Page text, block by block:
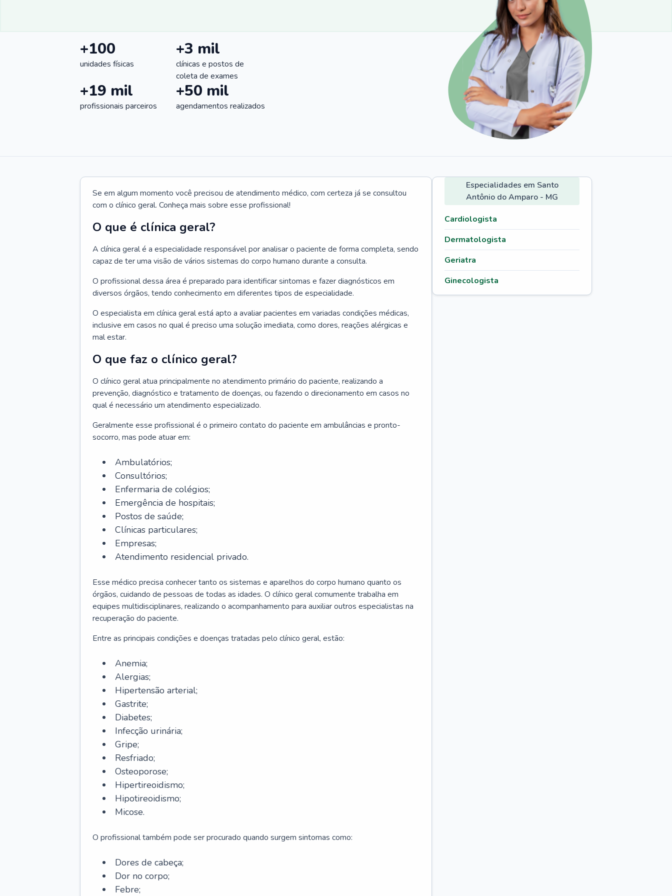
+100
unidades físicas
+3 mil
clínicas e postos de
coleta de exames
+19 mil
profissionais parceiros
+50 mil
agendamentos realizados
Se em algum momento você precisou de atendimento médico, com certeza já se consultou
com o clínico geral. Conheça mais sobre esse profissional!
O que é clínica geral?
A clínica geral é a especialidade responsável por analisar o paciente de forma completa, sendo
capaz de ter uma visão de vários sistemas do corpo humano durante a consulta.
O profissional dessa área é preparado para identificar sintomas e fazer diagnósticos em
diversos órgãos, tendo conhecimento em diferentes tipos de especialidade.
O especialista em clínica geral está apto a avaliar pacientes em variadas condições médicas,
inclusive em casos no qual é preciso uma solução imediata, como dores, reações alérgicas e
mal estar.
O que faz o clínico geral?
O clínico geral atua principalmente no atendimento primário do paciente, realizando a
prevenção, diagnóstico e tratamento de doenças, ou fazendo o direcionamento em casos no
qual é necessário um atendimento especializado.
Geralmente esse profissional é o primeiro contato do paciente em ambulâncias e pronto-
socorro, mas pode atuar em:
Ambulatórios;
Consultórios;
Enfermaria de colégios;
Emergência de hospitais;
Postos de saúde;
Clínicas particulares;
Empresas;
Atendimento residencial privado.
Esse médico precisa conhecer tanto os sistemas e aparelhos do corpo humano quanto os
órgãos, cuidando de pessoas de todas as idades. O clínico geral comumente trabalha em
equipes multidisciplinares, realizando o acompanhamento para auxiliar outros especialistas na
recuperação do paciente.
Entre as principais condições e doenças tratadas pelo clínico geral, estão:
Anemia;
Alergias;
Hipertensão arterial;
Gastrite;
Diabetes;
Infecção urinária;
Gripe;
Resfriado;
Osteoporose;
Hipertireoidismo;
Hipotireoidismo;
Micose.
O profissional também pode ser procurado quando surgem sintomas como:
Dores de cabeça;
Dor no corpo;
Febre;
Especialidades em Santo
Antônio do Amparo - MG
Cardiologista
Dermatologista
Geriatra
Ginecologista